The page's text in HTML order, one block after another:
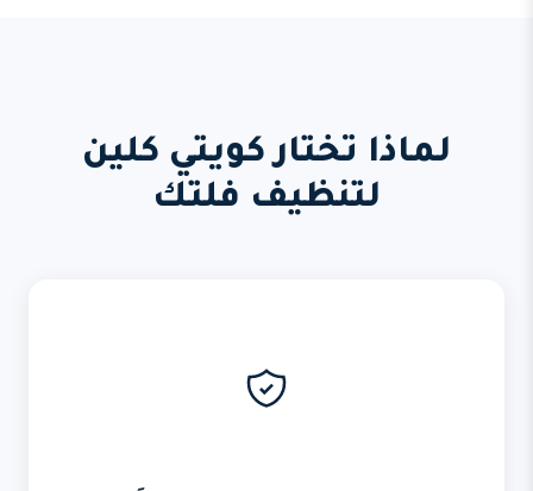
لماذا تختار كويتي كلين
لتنظيف فلتك